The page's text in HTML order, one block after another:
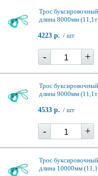
Трос
длина 8000мм
4223 р. / шт
- +
Трос
длина 9000мм
4533 р. / шт
- +
Трос
длина 10000мм